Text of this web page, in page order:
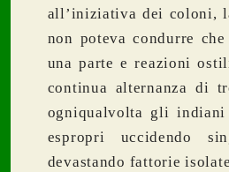
all’iniziativa dei coloni,
non poteva condurre
una parte e reazioni
continua alternanza di
ogniqualvolta gli
espropri uccidendo
devastando fattorie